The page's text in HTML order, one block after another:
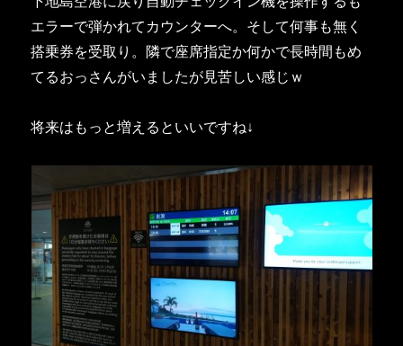
エラーで弾かれてカウンターへ。そして何事も無く
搭乗券を受取り。隣で座席指定か何かで長時間もめ
てるおっさんがいましたが見苦しい感じｗ
将来はもっと増えるといいですね↓